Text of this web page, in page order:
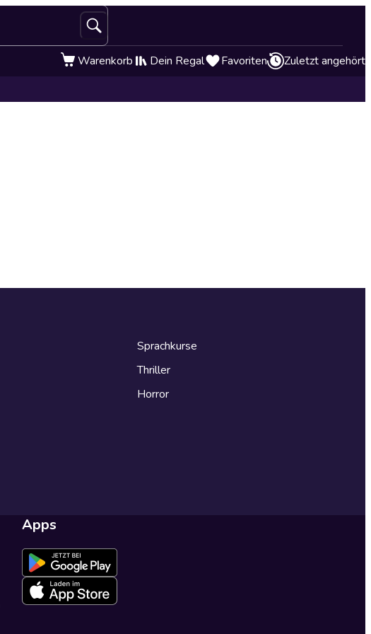
Warenkorb Dein Regal Favoriten Zuletzt angehört
Sprachkurse
Thriller
Horror
Apps